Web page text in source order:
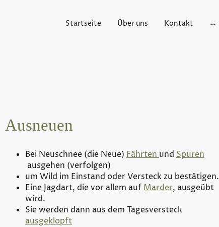
Startseite Über uns Kontakt
Ausneuen
Bei Neuschnee (die Neue) Fährten und Spuren
ausgehen (verfolgen)
um Wild im Einstand oder Versteck zu bestätigen.
Eine Jagdart, die vor allem auf Marder, ausgeübt
wird.
Sie werden dann aus dem Tagesversteck
ausgeklopft